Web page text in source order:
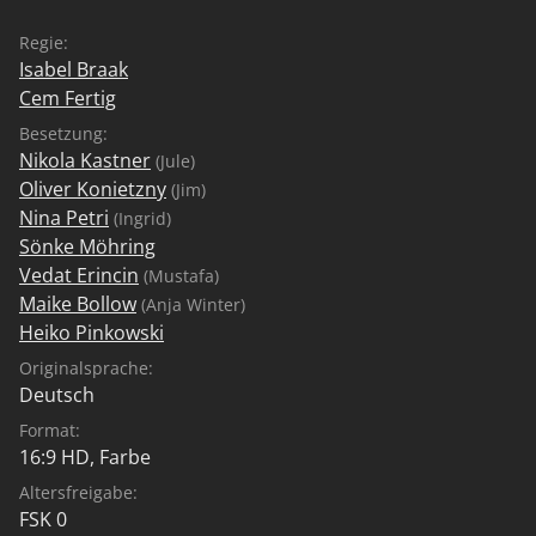
Regie:
Isabel Braak
Cem Fertig
Besetzung:
Nikola Kastner (Jule)
Oliver Konietzny (Jim)
Nina Petri (Ingrid)
Sönke Möhring
Vedat Erincin (Mustafa)
Maike Bollow (Anja Winter)
Heiko Pinkowski
Originalsprache:
Deutsch
Format:
16:9 HD, Farbe
Altersfreigabe:
FSK 0